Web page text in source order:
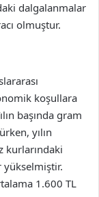
dalgalanmalar
olmuştur.
koşullara
başında gram
yılın
kurlarındaki
yükselmiştir.
1.600 TL